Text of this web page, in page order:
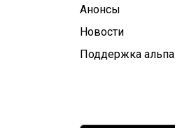
Анонсы
Новости
Поддержка